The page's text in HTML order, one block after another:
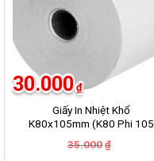
Giấy In Nhiệt Khổ
K80x105mm (K80 Phi 105
35.000 ₫
30.000 ₫